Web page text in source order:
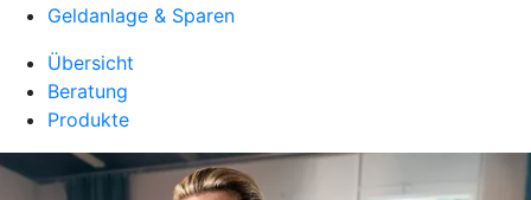
Geldanlage & Sparen
Übersicht
Beratung
Produkte